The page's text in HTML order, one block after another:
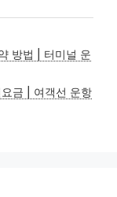
방법 | 터미널 운
금 | 여객선 운항